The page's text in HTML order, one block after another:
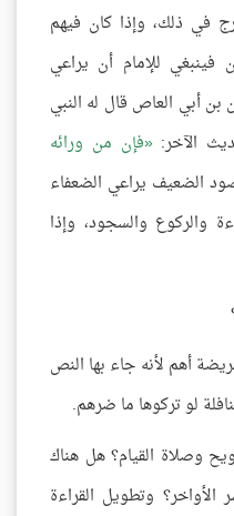
في ذلك، وإذا كان فيهم
للإمام أن يراعي
أبي العاص قال له النبي
الآخر: فإن من ورائه
الضعيف يراعي الضعفاء
والركوع والسجود، وإذا
أهم لأنه جاء بها النص
لو تركوها ما ضرهم.
وصلاة القيام؟ هل هناك
وتطويل القراءة